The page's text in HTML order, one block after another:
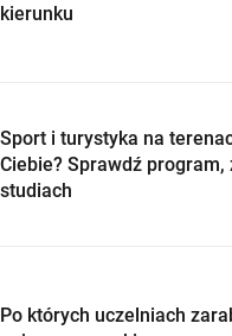
kierunku
Sport i turystyka na
Ciebie? Sprawdź
studiach
Po których uczelniach